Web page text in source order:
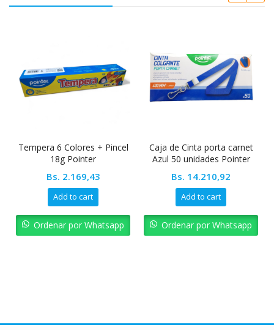
Tempera 6 Colores + Pincel
18g Pointer
Bs. 2.169,43
Add to cart
Ordenar por Whatsapp
Caja de Cinta porta carnet
Azul 50 unidades Pointer
Bs. 14.210,92
Add to cart
Ordenar por Whatsapp